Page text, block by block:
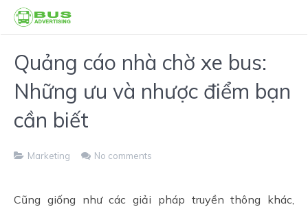
Quảng cáo nhà chờ xe bus:
Những ưu và nhược điểm bạn
cần biết
Marketing No comments
Cũng giống như các giải pháp truyền thông khác,